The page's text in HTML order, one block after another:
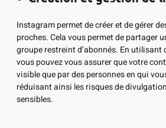
Instagram permet de créer et de gérer
proches. Cela vous permet de partager
groupe restreint d’abonnés. En
vous pouvez vous assurer que votre
visible que par des personnes en qui
réduisant ainsi les risques de
sensibles.